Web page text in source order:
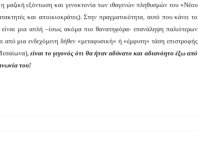
μαζική εξόντωση και γενοκτονία των ιθαγενών πληθυσμών του «Νέου
και αποικιοκράτες). Στην πραγματικότητα, αυτό που κάνει το
μια απλή –ίσως ακόμα πιο θανατηφόρα- επανάληψη παλιότερων
από μια ενδεχόμενη δήθεν «μεταφυσική» ή «έμφυτη» τάση επιστροφής
είναι το γεγονός ότι θα ήταν αδύνατο και αδιανόητο έξω από
του!